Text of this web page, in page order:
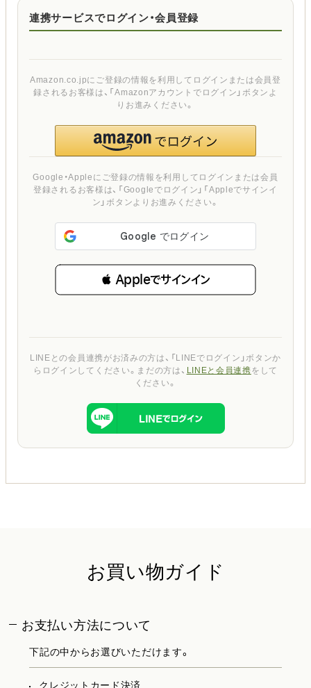
連携サービスでログイン・会員登録
 Appleでサインイン
Google・Appleにご登録の情報を利用してログインまたは会員
登録されるお客様は、「Googleでログイン」「Appleでサインイ
ン」ボタンよりお進みください。
Amazon.co.jpにご登録の情報を利用してログインまたは会員登
録されるお客様は、「Amazonアカウントでログイン」ボタンよ
りお進みください。
LINEとの会員連携がお済みの方は、「LINEでログイン」ボタンか
らログインしてください。まだの方は、 LINEと会員連携をして
ください。
お買い物ガイド
お支払い方法について
下記の中からお選びいただけます。
クレジットカード決済